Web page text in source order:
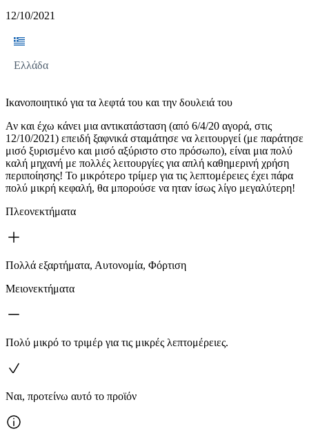
12/10/2021
Ελλάδα
Ικανοποιητικό για τα λεφτά του και την δουλειά του
Αν και έχω κάνει μια αντικατάσταση (από 6/4/20 αγορά, στις
12/10/2021) επειδή ξαφνικά σταμάτησε να λειτουργεί (με παράτησε
μισό ξυρισμένο και μισό αξύριστο στο πρόσωπο), είναι μια πολύ
καλή μηχανή με πολλές λειτουργίες για απλή καθημερινή χρήση
περιποίησης! Το μικρότερο τρίμερ για τις λεπτομέρειες έχει πάρα
πολύ μικρή κεφαλή, θα μπορούσε να ηταν ίσως λίγο μεγαλύτερη!
Πλεονεκτήματα
Πολλά εξαρτήματα, Αυτονομία, Φόρτιση
Μειονεκτήματα
Πολύ μικρό το τριμέρ για τις μικρές λεπτομέρειες.
Ναι, προτείνω αυτό το προϊόν